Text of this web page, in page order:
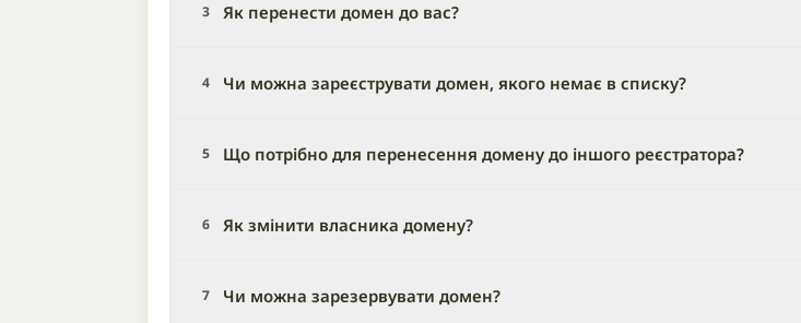
3 Як перенести домен до вас?
4 Чи можна зареєструвати домен, якого немає в списку?
5 Що потрібно для перенесення домену до іншого реєстратора?
6 Як змінити власника домену?
7 Чи можна зарезервувати домен?